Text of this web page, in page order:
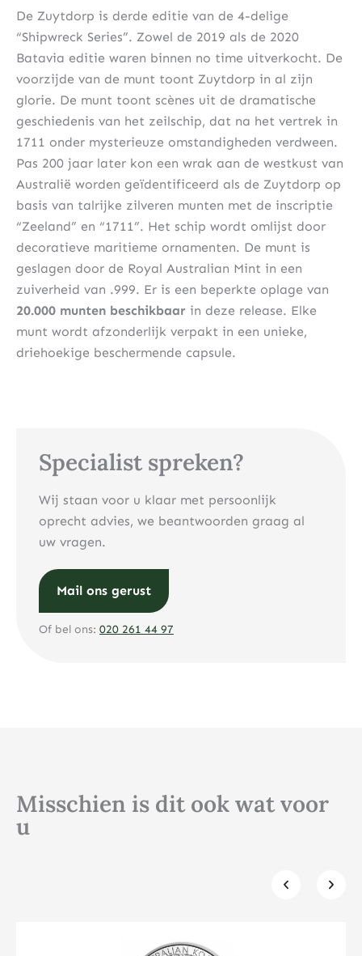
Specialist spreken?
Wij staan voor u klaar met persoonlijk
oprecht advies, we beantwoorden graag al
uw vragen.
Mail ons gerust
Of bel ons: 020 261 44 97
De Zuytdorp is derde editie van de 4-delige
“Shipwreck Series”. Zowel de 2019 als de 2020
Batavia editie waren binnen no time uitverkocht. De
voorzijde van de munt toont Zuytdorp in al zijn
glorie. De munt toont scènes uit de dramatische
geschiedenis van het zeilschip, dat na het vertrek in
1711 onder mysterieuze omstandigheden verdween.
Pas 200 jaar later kon een wrak aan de westkust van
Australië worden geïdentificeerd als de Zuytdorp op
basis van talrijke zilveren munten met de inscriptie
“Zeeland” en “1711”. Het schip wordt omlijst door
decoratieve maritieme ornamenten. De munt is
geslagen door de Royal Australian Mint in een
zuiverheid van .999. Er is een beperkte oplage van
20.000 munten beschikbaar in deze release. Elke
munt wordt afzonderlijk verpakt in een unieke,
driehoekige beschermende capsule.
Misschien is dit ook wat voor
u
Klik hier